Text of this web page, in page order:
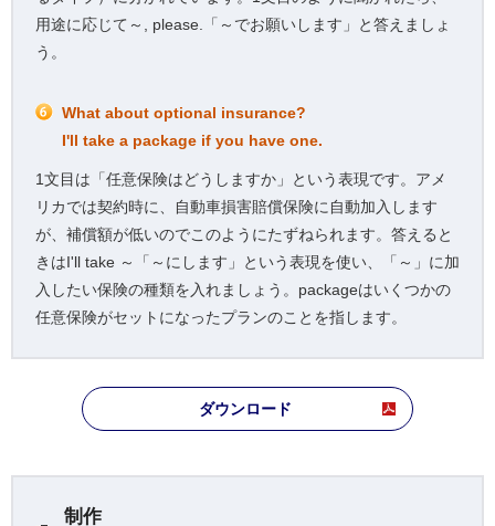
用途に応じて～, please.「～でお願いします」と答えましょ
う。
What about optional insurance?
I'll take a package if you have one.
1文目は「任意保険はどうしますか」という表現です。アメ
リカでは契約時に、自動車損害賠償保険に自動加入します
が、補償額が低いのでこのようにたずねられます。答えると
きはI'll take ～「～にします」という表現を使い、「～」に加
入したい保険の種類を入れましょう。packageはいくつかの
任意保険がセットになったプランのことを指します。
ダウンロード
制作